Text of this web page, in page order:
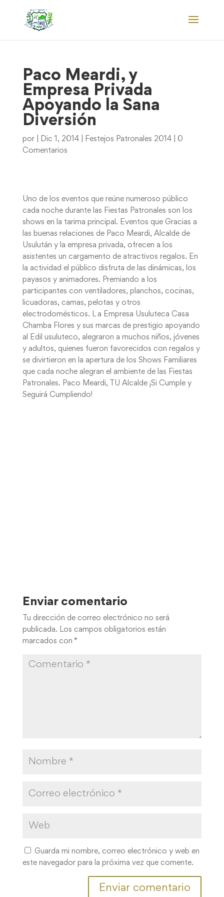
Paco Meardi, y
Empresa Privada
Apoyando la Sana
Diversión
por Dic 1, 2014| Festejos Patronales 2014| 0
Comentarios
Uno de los eventos que reúne numeroso público
cada noche durante las Fiestas Patronales son los
shows en la tarima principal. Eventos que Gracias a
las buenas relaciones de Paco Meardi, Alcalde de
Usulután y la empresa privada, ofrecen a los
asistentes un cargamento de atractivos regalos. En
la actividad el público disfruta de las dinámicas, los
payasos y animadores. Premiando a los
participantes con ventiladores, planchos, cocinas,
licuadoras, camas, pelotas y otros
electrodomésticos. L a Empresa Usuluteca Casa
Chamba Flores y sus marcas de prestigio apoyando
al Edil usuluteco, alegraron a muchos niños, jóvenes
y adultos, quienes fueron favorecidos con regalos y
se divirtieron en la apertura de los Shows Familiares
que cada noche alegran el ambiente de las Fiestas
Patronales. Paco Meardi, TU Alcalde ¡Si Cumple y
Seguirá Cumpliendo!
Enviar comentario
Tu dirección de correo electrónico no será
publicada.
Los campos obligatorios están
marcados con *
Guarda mi nombre, correo electrónico y web en
este navegador para la próxima vez que comente.